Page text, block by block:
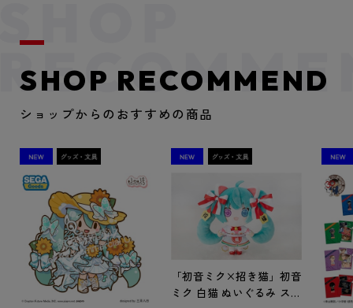
SHOP RECOMMEND
ショップからのおすすめの商品
「初音ミク×招き猫」初音
ミク 白猫 ぬいぐるみ スタ